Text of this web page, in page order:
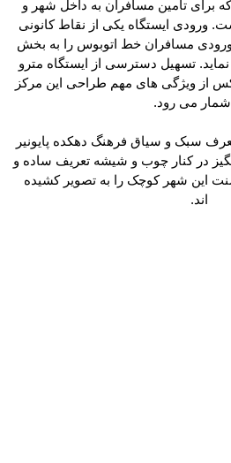
برای تأمین مسافران به داخل شهر و
ورودی ایستگاه یکی از نقاط کانونی
مسافران خط اتوبوس را به بخش
تسهیل دسترسی از ایستگاه مترو
از ویژگی های مهم طراحی این مرکز
شمار می رود.
سبک و سیاق فرهنگ دهکده پایونیر
در کنار چوب و شیشه تعریف ساده و
این شهر کوچک را به تصویر کشیده
اند.